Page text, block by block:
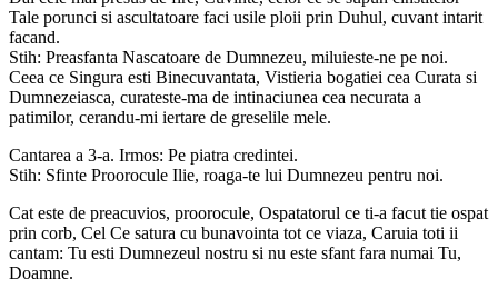
Tale porunci si ascultatoare faci usile ploii prin Duhul, cuvant intarit
facand.
Stih: Preasfanta Nascatoare de Dumnezeu, miluieste-ne pe noi.
Ceea ce Singura esti Binecuvantata, Vistieria bogatiei cea Curata si
Dumnezeiasca, curateste-ma de intinaciunea cea necurata a
patimilor, cerandu-mi iertare de greselile mele.
Cantarea a 3-a. Irmos: Pe piatra credintei.
Stih: Sfinte Proorocule Ilie, roaga-te lui Dumnezeu pentru noi.
Cat este de preacuvios, proorocule, Ospatatorul ce ti-a facut tie ospat
prin corb, Cel Ce satura cu bunavointa tot ce viaza, Caruia toti ii
cantam: Tu esti Dumnezeul nostru si nu este sfant fara numai Tu,
Doamne.